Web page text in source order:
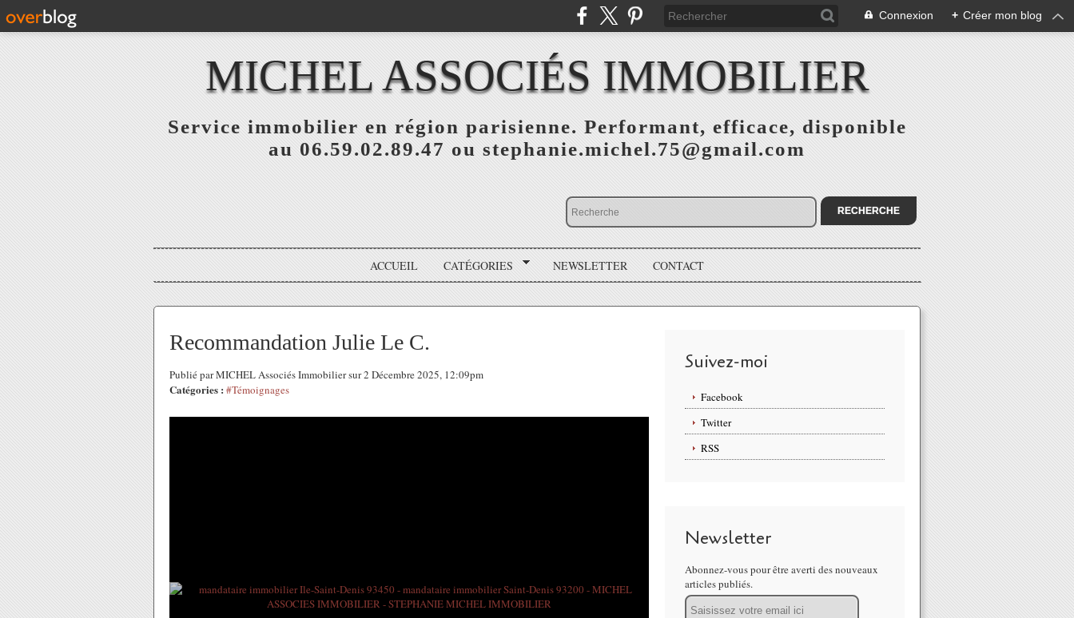
Connexion + Créer mon blog
MICHEL ASSOCIÉS IMMOBILIER
Service immobilier en région parisienne. Performant, efficace, disponible
au 06.59.02.89.47 ou stephanie.michel.75@gmail.com
ACCUEIL CATÉGORIES NEWSLETTER CONTACT
Recommandation Julie Le C.
Publié par MICHEL Associés Immobilier sur 2 Décembre 2025, 12:09pm
Catégories : #Témoignages
Suivez-moi
Facebook
Twitter
RSS
Newsletter
Abonnez-vous pour être averti des nouveaux
articles publiés.
Email